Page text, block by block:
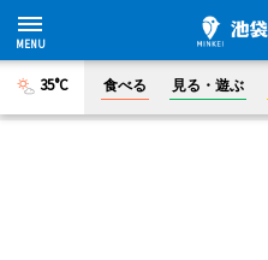
35°C 食べる 見る・遊ぶ